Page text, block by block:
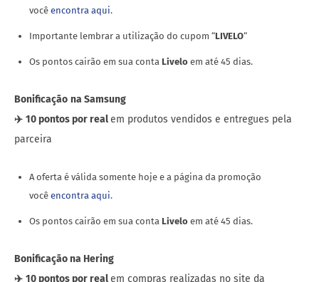
você encontra aqui.
Importante lembrar a utilização do cupom “LIVELO“
Os pontos cairão em sua conta Livelo em até 45 dias.
Bonificação na Samsung
✈️ 10 pontos por realem produtos vendidos e entregues pela
parceira
A oferta é válida somente hoje e a página da promoção
você encontra aqui.
Os pontos cairão em sua conta Livelo em até 45 dias.
Bonificação na Hering
✈️ 10 pontos por realem compras realizadas no site da